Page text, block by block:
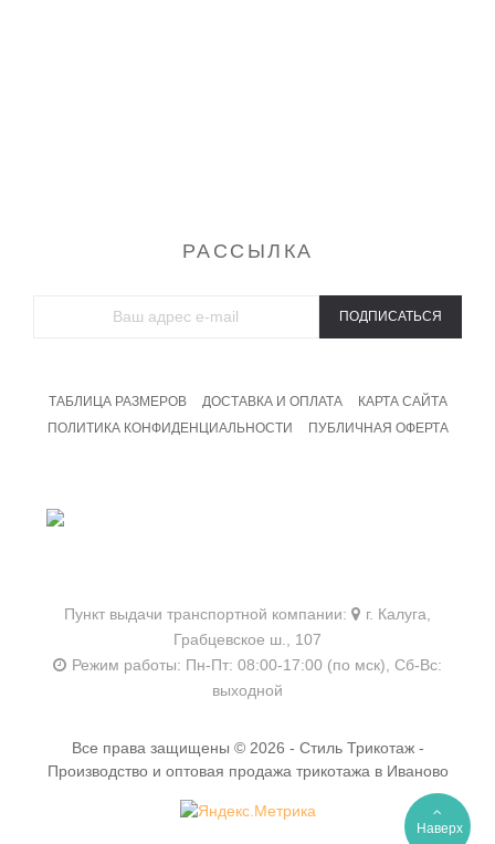
РАССЫЛКА
ПОДПИСАТЬСЯ
ТАБЛИЦА РАЗМЕРОВ ДОСТАВКА И ОПЛАТА
КАРТА САЙТА
ПОЛИТИКА КОНФИДЕНЦИАЛЬНОСТИ
ПУБЛИЧНАЯ ОФЕРТА
Пункт выдачи транспортной компании:
г. Калуга,
Грабцевское ш., 107
Режим работы: Пн-Пт: 08:00-17:00 (по мск), Сб-Вс:
выходной
Все права защищены © 2026 - Стиль Трикотаж -
Производство и оптовая продажа трикотажа в Иваново
Наверх